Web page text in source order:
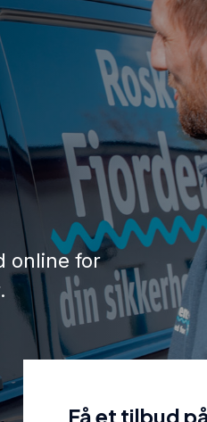
online for
Få et tilbud